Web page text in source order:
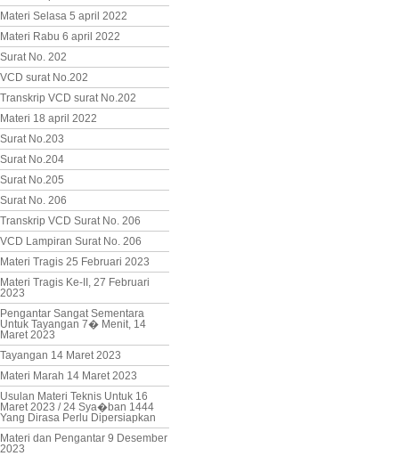
Materi Selasa 5 april 2022
Materi Rabu 6 april 2022
Surat No. 202
VCD surat No.202
Transkrip VCD surat No.202
Materi 18 april 2022
Surat No.203
Surat No.204
Surat No.205
Surat No. 206
Transkrip VCD Surat No. 206
VCD Lampiran Surat No. 206
Materi Tragis 25 Februari 2023
Materi Tragis Ke-II, 27 Februari
2023
Pengantar Sangat Sementara
Untuk Tayangan 7� Menit, 14
Maret 2023
Tayangan 14 Maret 2023
Materi Marah 14 Maret 2023
Usulan Materi Teknis Untuk 16
Maret 2023 / 24 Sya�ban 1444
Yang Dirasa Perlu Dipersiapkan
Materi dan Pengantar 9 Desember
2023